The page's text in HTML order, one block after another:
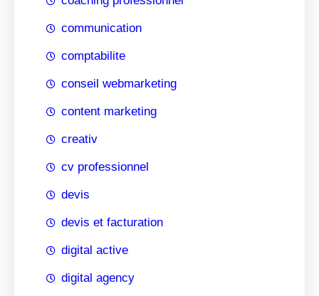
communication
comptabilite
conseil webmarketing
content marketing
creativ
cv professionnel
devis
devis et facturation
digital active
digital agency